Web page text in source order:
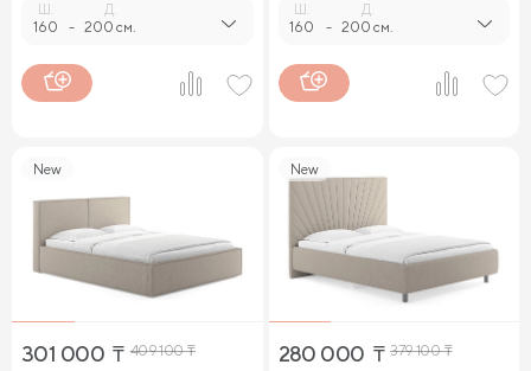
160 -
Д.
200 см. 160 -
Д.
200 см.
New
301 000 ₸ 409 100₸
New
280 000 ₸ 379 100₸